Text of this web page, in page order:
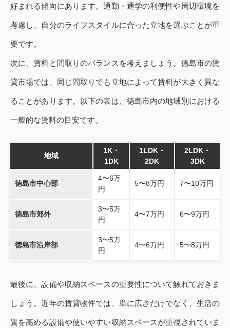
好まれる傾向にあります。通勤・通学の利便性や周辺環境を
考慮し、自分のライフスタイルに合った立地を選ぶことが重
要です。
次に、賃料と間取りのバランスを考えましょう。徳島市の賃
貸市場では、同じ間取りでも立地によって賃料が大きく異な
ることがあります。以下の表は、徳島市内の地域別における
一般的な賃料の目安です。
地域
1K・
1DK
1LDK・
2DK
2LDK・
3DK
徳島市中心部
4〜6万
円
5〜8万円 7〜10万円
徳島市郊外
3〜5万
円
4〜7万円 6〜9万円
徳島市沿岸部
3〜5万
円
4〜6万円 5〜8万円
最後に、設備や収納スペースの重要性について触れておきま
しょう。近年の賃貸物件では、単に広さだけでなく、生活の
質を高める設備や使いやすい収納スペースが重視されていま